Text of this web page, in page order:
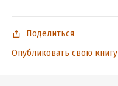
Поделиться
Опубликовать свою книгу